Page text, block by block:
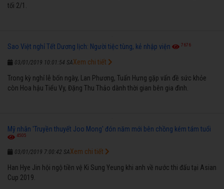
tối 2/1.
Sao Việt nghỉ Tết Dương lịch: Người tiệc tùng, kẻ nhập viện 7676
03/01/2019 10:01:54 SA
Trong kỳ nghỉ lễ bốn ngày, Lan Phương, Tuấn Hưng gặp vấn đề sức khỏe
còn Hoa hậu Tiểu Vy, Đặng Thu Thảo dành thời gian bên gia đình.
Xem chi tiết
Mỹ nhân 'Truyền thuyết Joo Mong' đón năm mới bên chồng kém tám tuổi
4505
03/01/2019 7:00:42 SA
Han Hye Jin hội ngộ tiền vệ Ki Sung Yeung khi anh về nước thi đấu tại Asian
Cup 2019.
Xem chi tiết